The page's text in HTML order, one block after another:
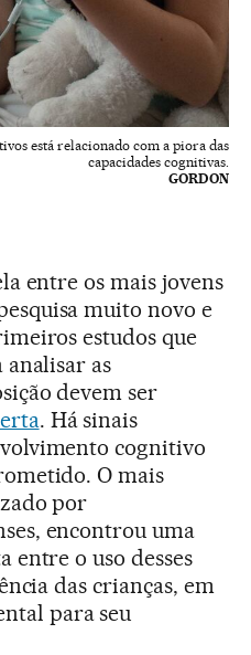
está relacionado com a piora das
capacidades cognitivas.
GORDON
entre os mais jovens
muito novo e
estudos que
analisar as
devem ser
. Há sinais
cognitivo
O mais
por
encontrou uma
o uso desses
das crianças, em
para seu